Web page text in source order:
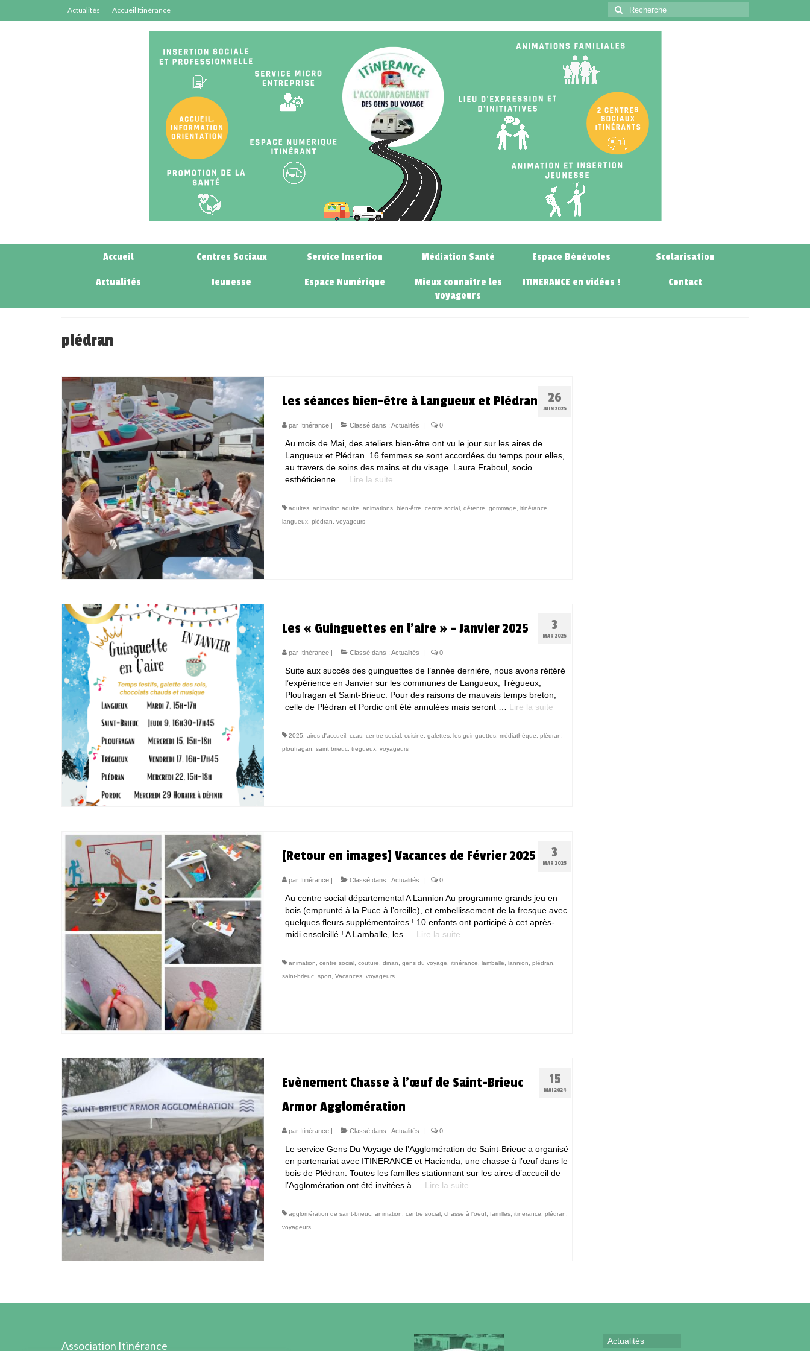
Actualités Accueil Itinérance
Accueil Centres Sociaux Service Insertion Médiation Santé Espace Bénévoles Scolarisation
Actualités Jeunesse Espace Numérique
Mieux connaitre les
voyageurs
ITINERANCE en vidéos ! Contact
plédran
26
JUIN 2025
Les séances bien-être à Langueux et Plédran
par Itinérance| Classé dans : Actualités | 0
Au mois de Mai, des ateliers bien-être ont vu le jour sur les aires de
Langueux et Plédran. 16 femmes se sont accordées du temps pour elles,
au travers de soins des mains et du visage. Laura Fraboul, socio
esthéticienne … Lire la suite­­
adultes, animation adulte animations, bien-être centre social, détente gommage itinérance
langueux, plédran voyageurs
3
MAR 2025
Les « Guinguettes en l’aire » – Janvier 2025
par Itinérance| Classé dans : Actualités | 0
Suite aux succès des guinguettes de l’année dernière, nous avons réitéré
l’expérience en Janvier sur les communes de Langueux, Trégueux,
Ploufragan et Saint-Brieuc. Pour des raisons de mauvais temps breton,
celle de Plédran et Pordic ont été annulées mais seront … Lire la suite­­
2025 aires d'accueil, ccas, centre social, cuisine galettes, les guinguettes, médiathèque plédran
ploufragan
saint brieuc, tregueux, voyageurs
3
MAR 2025
[Retour en images] Vacances de Février 2025
par Itinérance| Classé dans : Actualités | 0
Au centre social départemental A Lannion Au programme grands jeu en
bois (emprunté à la Puce à l’oreille), et embellissement de la fresque avec
quelques fleurs supplémentaires ! 10 enfants ont participé à cet après-
midi ensoleillé ! A Lamballe, les … Lire la suite­­
animation centre social, couture dinan gens du voyage itinérance lamballe lannion plédran
saint-brieuc, sport, Vacances, voyageurs
15
MAI 2024
Evènement Chasse à l’œuf de Saint-Brieuc
Armor Agglomération
par Itinérance| Classé dans : Actualités 0
Le service Gens Du Voyage de l’Agglomération de Saint-Brieuc a organisé
en partenariat avec ITINERANCE et Hacienda, une chasse à l’œuf dans le
bois de Plédran. Toutes les familles stationnant sur les aires d’accueil de
l’Agglomération ont été invitées à … Lire la suite­­
agglomération de saint-brieuc, animation, centre social, chasse à l'oeuf, familles, itinerance, plédran,
voyageurs
Association Itinérance Actualités